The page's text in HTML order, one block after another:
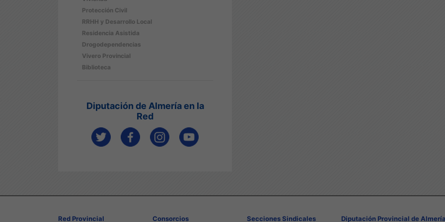
Protección Civil
RRHH y Desarrollo Local
Residencia Asistida
Drogodependencias
Vivero Provincial
Biblioteca
Diputación de Almería en la
Red
Red Provincial Consorcios Secciones Sindicales Diputación Provincial de